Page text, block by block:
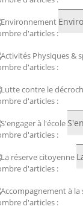
d'articles :
d'articles :
d'articles :
d'articles :
d'articles :
d'articles :